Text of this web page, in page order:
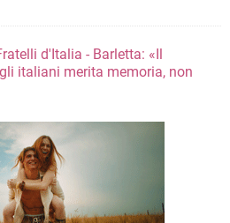
d'Italia - Barletta: «Il
italiani merita memoria, non